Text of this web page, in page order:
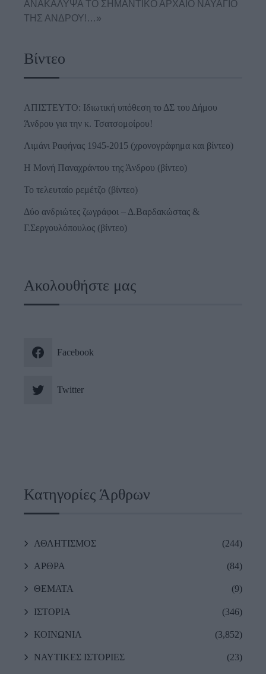
ΑΝΑΚΑΛΥΨΑ ΤΟ ΣΗΜΑΝΤΙΚΟ ΑΡΧΑΙΟ ΝΑΥΑΓΙΟ
ΤΗΣ ΑΝΔΡΟΥ!…»
Βίντεο
ΑΠΙΣΤΕΥΤΟ: Ιδιωτική υπόθεση το ΔΣ του Δήμου
Άνδρου για την κ. Τσατσομοίρου!
Λιμάνι Ραφήνας 1945-2015 (χρονογράφημα και βίντεο)
Η Μονή Παναχράντου της Άνδρου (βίντεο)
Το τελευταίο ρεμέτζο (βίντεο)
Δύο ανδριώτες ζωγράφοι – Δ.Βαρδακώστας &
Γ.Σεργουλόπουλος (βίντεο)
Ακολουθήστε μας
Facebook
Twitter
Κατηγορίες Άρθρων
ΑΘΛΗΤΙΣΜΟΣ (244)
ΑΡΘΡΑ (84)
ΘΕΜΑΤΑ (9)
ΙΣΤΟΡΙΑ (346)
ΚΟΙΝΩΝΙΑ (3,852)
ΝΑΥΤΙΚΕΣ ΙΣΤΟΡΙΕΣ (23)